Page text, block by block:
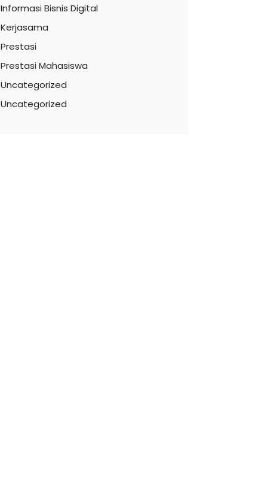
Informasi Bisnis Digital
Kerjasama
Prestasi
Prestasi Mahasiswa
Uncategorized
Uncategorized